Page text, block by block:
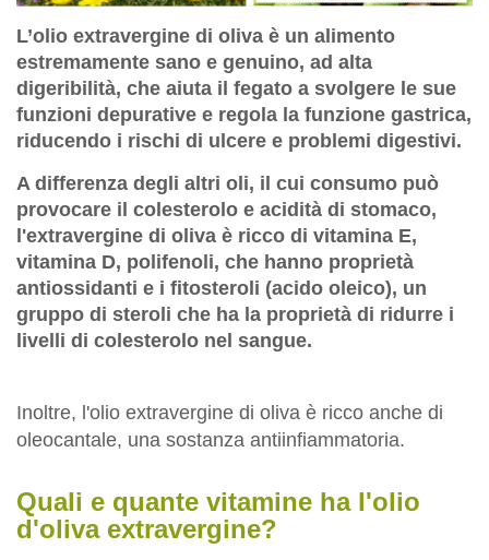
L’olio extravergine di oliva è un alimento
estremamente sano e genuino, ad alta
digeribilità, che aiuta il fegato a svolgere le sue
funzioni depurative e regola la funzione gastrica,
riducendo i rischi di ulcere e problemi digestivi.
A differenza degli altri oli, il cui consumo può
provocare il colesterolo e acidità di stomaco,
l'extravergine di oliva è ricco di vitamina E,
vitamina D, polifenoli, che hanno proprietà
antiossidanti e i fitosteroli (acido oleico), un
gruppo di steroli che ha la proprietà di ridurre i
livelli di colesterolo nel sangue.
Inoltre, l'olio extravergine di oliva è ricco anche di
oleocantale, una sostanza antiinfiammatoria.
Quali e quante vitamine ha l'olio
d'oliva extravergine?